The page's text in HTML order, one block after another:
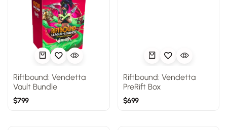
Riftbound: Vendetta
Vault Bundle
$799
Riftbound: Vendetta
PreRift Box
$699